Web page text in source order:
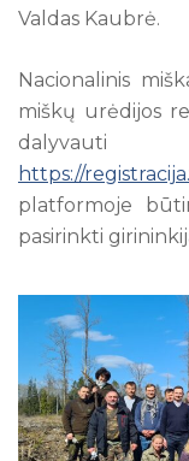
Valdas Kaubrė.
Nacionalinis
miškų urėdijos
dalyvauti
https://
platformoje
pasirinkti